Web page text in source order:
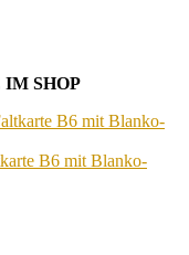
SHOP
B6 mit Blanko-